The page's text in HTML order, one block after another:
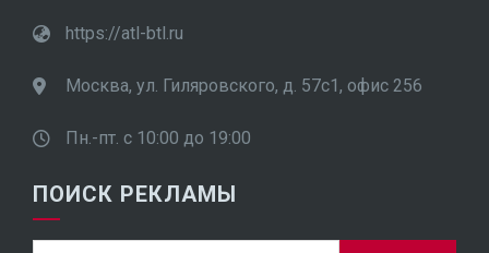
https://atl-btl.ru
Москва, ул. Гиляровского, д. 57с1, офис 256
Пн.-пт. с 10:00 до 19:00
ПОИСК РЕКЛАМЫ